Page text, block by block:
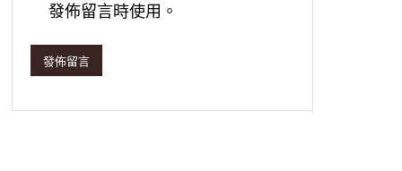
發佈留言時使用。